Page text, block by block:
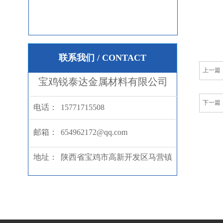
上一篇
下一篇
联系我们 / CONTACT
电话： 15771715508
邮箱： 654962172@qq.com
地址： 陕西省宝鸡市高新开发区马营镇
宝鸡锐泰达金属材料有限公司